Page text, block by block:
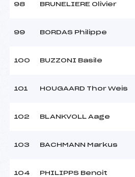
98 BRUNELIERE Olivier
99 BORDAS Philippe
100 BUZZONI Basile
101 HOUGAARD Thor Weis
102 BLANKVOLL Aage
103 BACHMANN Markus
104 PHILIPPS Benoit